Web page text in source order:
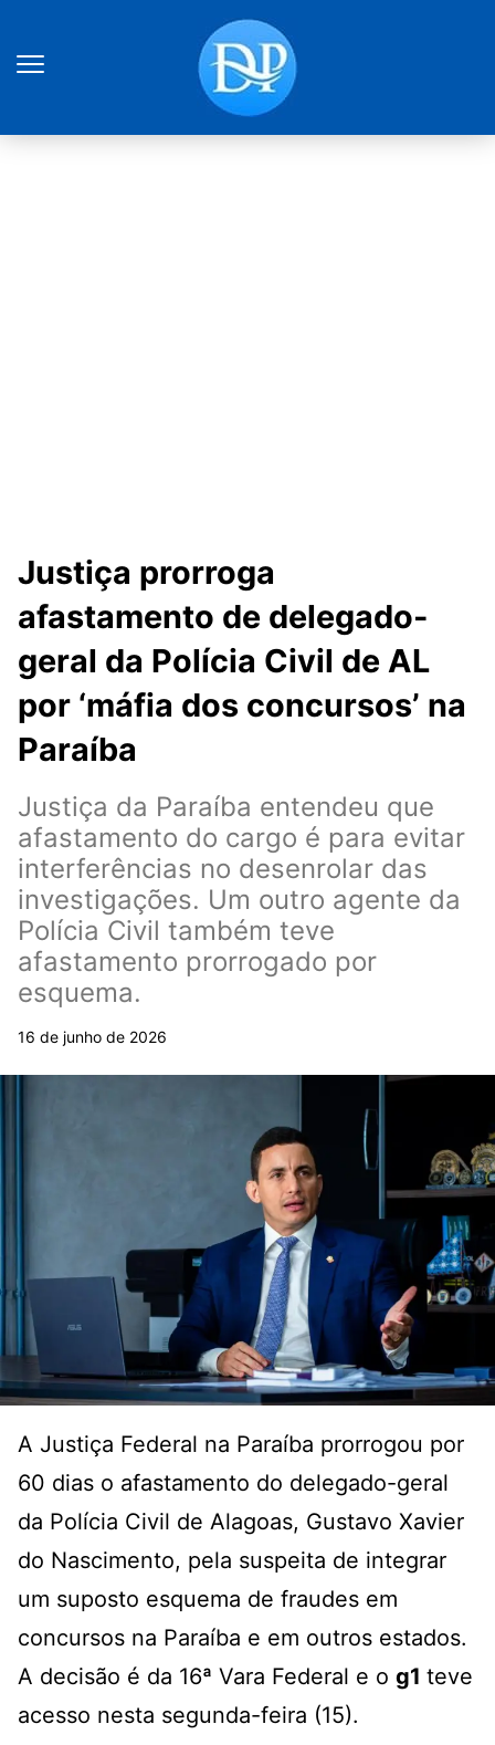
Justiça prorroga
afastamento de delegado-
geral da Polícia Civil de AL
por ‘máfia dos concursos’ na
Paraíba
Justiça da Paraíba entendeu que
afastamento do cargo é para evitar
interferências no desenrolar das
investigações. Um outro agente da
Polícia Civil também teve
afastamento prorrogado por
esquema.
16 de junho de 2026
A Justiça Federal na Paraíba prorrogou por
60 dias o afastamento do delegado-geral
da Polícia Civil de Alagoas, Gustavo Xavier
do Nascimento, pela suspeita de integrar
um suposto esquema de fraudes em
concursos na Paraíba e em outros estados.
A decisão é da 16ª Vara Federal e o g1 teve
acesso nesta segunda-feira (15).